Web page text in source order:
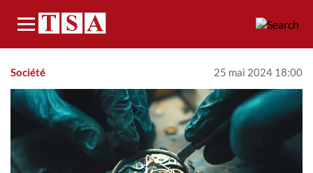
Menu
Société 25 mai 2024 18:00